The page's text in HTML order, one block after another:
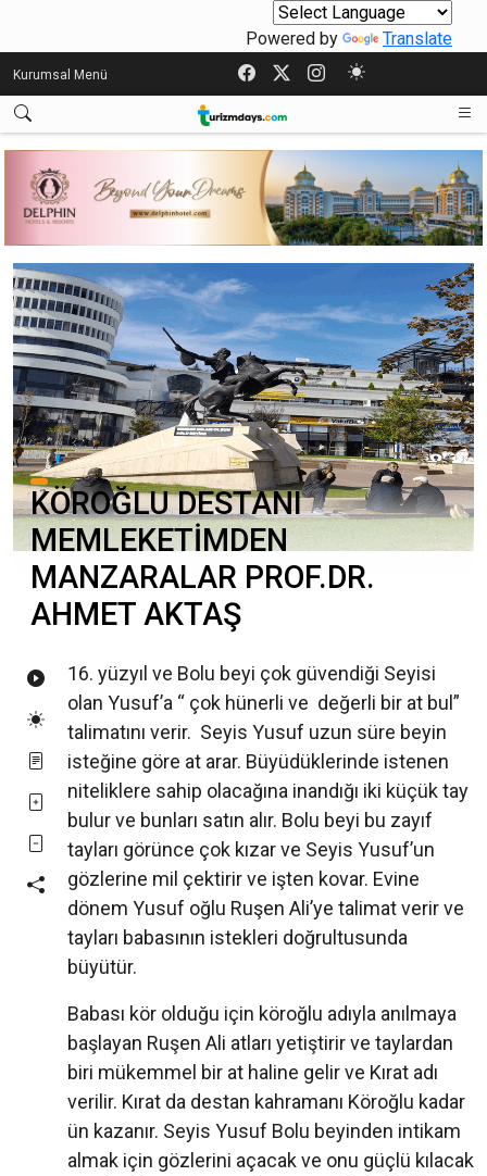
Powered by Translate
Kurumsal Menü
KÖROĞLU DESTANI
MEMLEKETİMDEN
MANZARALAR PROF.DR.
AHMET AKTAŞ
16. yüzyıl ve Bolu beyi çok güvendiği Seyisi
olan Yusuf’a “ çok hünerli ve değerli bir at bul”
talimatını verir. Seyis Yusuf uzun süre beyin
isteğine göre at arar. Büyüdüklerinde istenen
niteliklere sahip olacağına inandığı iki küçük tay
bulur ve bunları satın alır. Bolu beyi bu zayıf
tayları görünce çok kızar ve Seyis Yusuf’un
gözlerine mil çektirir ve işten kovar. Evine
dönem Yusuf oğlu Ruşen Ali’ye talimat verir ve
tayları babasının istekleri doğrultusunda
büyütür.
Babası kör olduğu için köroğlu adıyla anılmaya
başlayan Ruşen Ali atları yetiştirir ve taylardan
biri mükemmel bir at haline gelir ve Kırat adı
verilir. Kırat da destan kahramanı Köroğlu kadar
ün kazanır. Seyis Yusuf Bolu beyinden intikam
almak için gözlerini açacak ve onu güçlü kılacak